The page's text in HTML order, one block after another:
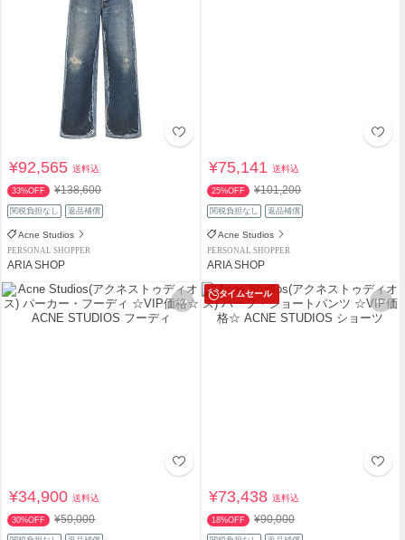
¥92,565送料込
33%OFF ¥138,600
関税負担なし 返品補償
Acne Studios
PERSONAL SHOPPER
ARIA SHOP
¥75,141送料込
25%OFF ¥101,200
関税負担なし 返品補償
Acne Studios
PERSONAL SHOPPER
ARIA SHOP
¥34,900送料込
30%OFF ¥50,000
タイムセール
¥73,438送料込
18%OFF ¥90,000